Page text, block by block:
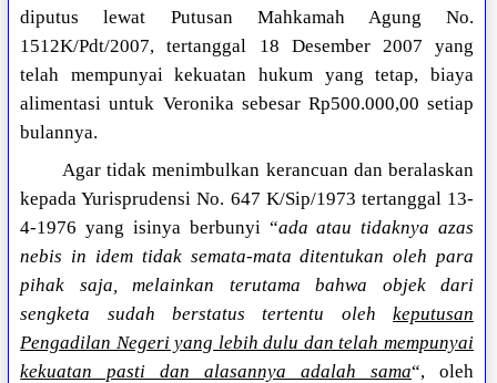
diputus lewat Putusan Mahkamah Agung No.
1512K/Pdt/2007, tertanggal 18 Desember 2007 yang
telah mempunyai kekuatan hukum yang tetap, biaya
alimentasi untuk Veronika sebesar Rp500.000,00 setiap
bulannya.
Agar tidak menimbulkan kerancuan dan beralaskan
kepada Yurisprudensi No. 647 K/Sip/1973 tertanggal 13-
4-1976 yang isinya berbunyi “ada atau tidaknya azas
nebis in idem tidak semata-mata ditentukan oleh para
pihak saja, melainkan terutama bahwa objek dari
sengketa sudah berstatus tertentu oleh keputusan
Pengadilan Negeri yang lebih dulu dan telah mempunyai
kekuatan pasti dan alasannya adalah sama“, oleh